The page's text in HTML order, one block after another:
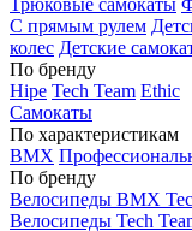
Трюковые самокаты
С прямым рулем
колес Детские
По бренду
Hipe Tech Team Ethic
Самокаты
По характеристикам
BMX
По бренду
Велосипеды BMX
Велосипеды Tech